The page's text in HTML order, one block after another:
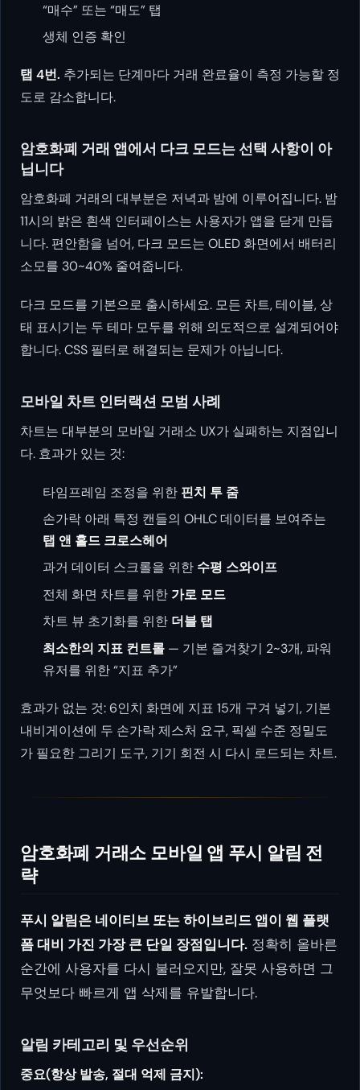
“매수” 또는 “매도” 탭
생체 인증 확인
탭 4번. 추가되는 단계마다 거래 완료율이 측정 가능할 정
도로 감소합니다.
암호화폐 거래 앱에서 다크 모드는 선택 사항이 아
닙니다
암호화폐 거래의 대부분은 저녁과 밤에 이루어집니다. 밤
11시의 밝은 흰색 인터페이스는 사용자가 앱을 닫게 만듭
니다. 편안함을 넘어, 다크 모드는 OLED 화면에서 배터리
소모를 30~40% 줄여줍니다.
다크 모드를 기본으로 출시하세요. 모든 차트, 테이블, 상
태 표시기는 두 테마 모두를 위해 의도적으로 설계되어야
합니다. CSS 필터로 해결되는 문제가 아닙니다.
모바일 차트 인터랙션 모범 사례
차트는 대부분의 모바일 거래소 UX가 실패하는 지점입니
다. 효과가 있는 것:
타임프레임 조정을 위한 핀치 투 줌
손가락 아래 특정 캔들의 OHLC 데이터를 보여주는
탭 앤 홀드 크로스헤어
과거 데이터 스크롤을 위한 수평 스와이프
전체 화면 차트를 위한 가로 모드
차트 뷰 초기화를 위한 더블 탭
최소한의 지표 컨트롤 — 기본 즐겨찾기 2~3개, 파워
유저를 위한 “지표 추가”
효과가 없는 것: 6인치 화면에 지표 15개 구겨 넣기, 기본
내비게이션에 두 손가락 제스처 요구, 픽셀 수준 정밀도
가 필요한 그리기 도구, 기기 회전 시 다시 로드되는 차트.
암호화폐 거래소 모바일 앱 푸시 알림 전
략
푸시 알림은 네이티브 또는 하이브리드 앱이 웹 플랫
폼 대비 가진 가장 큰 단일 장점입니다. 정확히 올바른
순간에 사용자를 다시 불러오지만, 잘못 사용하면 그
무엇보다 빠르게 앱 삭제를 유발합니다.
알림 카테고리 및 우선순위
중요(항상 발송, 절대 억제 금지):